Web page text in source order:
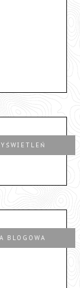
BLOGOWA